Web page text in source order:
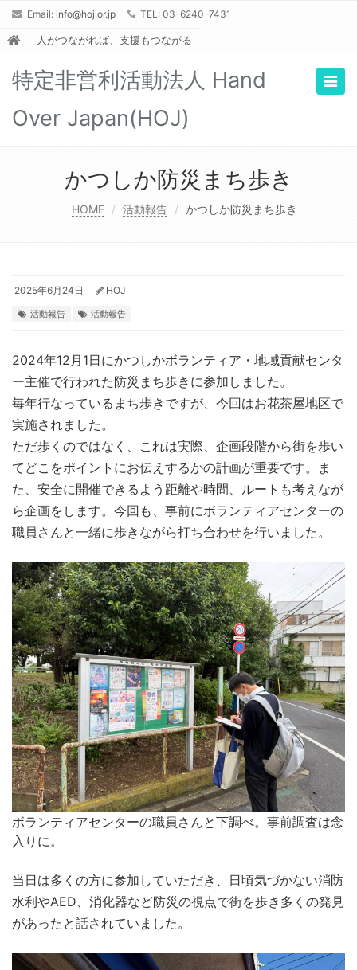
Email: info@hoj.or.jp TEL: 03-6240-7431
人がつながれば、支援もつながる
特定非営利活動法人 Hand
Over Japan(HOJ)
かつしか防災まち歩き
HOME 活動報告 かつしか防災まち歩き
2025年6月24日 HOJ
活動報告 活動報告
2024年12月1日にかつしかボランティア・地域貢献センタ
ー主催で行われた防災まち歩きに参加しました。
毎年行なっているまち歩きですが、今回はお花茶屋地区で
実施されました。
ただ歩くのではなく、これは実際、企画段階から街を歩い
てどこをポイントにお伝えするかの計画が重要です。ま
た、安全に開催できるよう距離や時間、ルートも考えなが
ら企画をします。今回も、事前にボランティアセンターの
職員さんと一緒に歩きながら打ち合わせを行いました。
ボランティアセンターの職員さんと下調べ。事前調査は念
入りに。
当日は多くの方に参加していただき、日頃気づかない消防
水利やAED、消化器など防災の視点で街を歩き多くの発見
があったと話されていました。